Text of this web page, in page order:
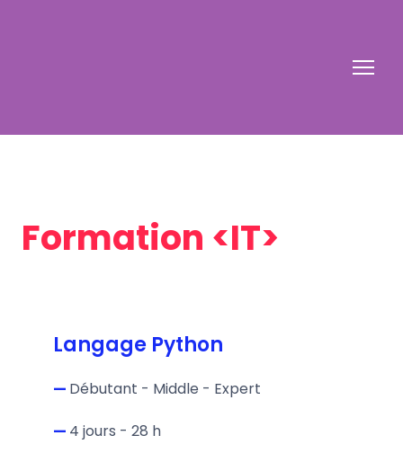
Formation <IT>
Langage Python
— Débutant - Middle - Expert
— 4 jours - 28 h